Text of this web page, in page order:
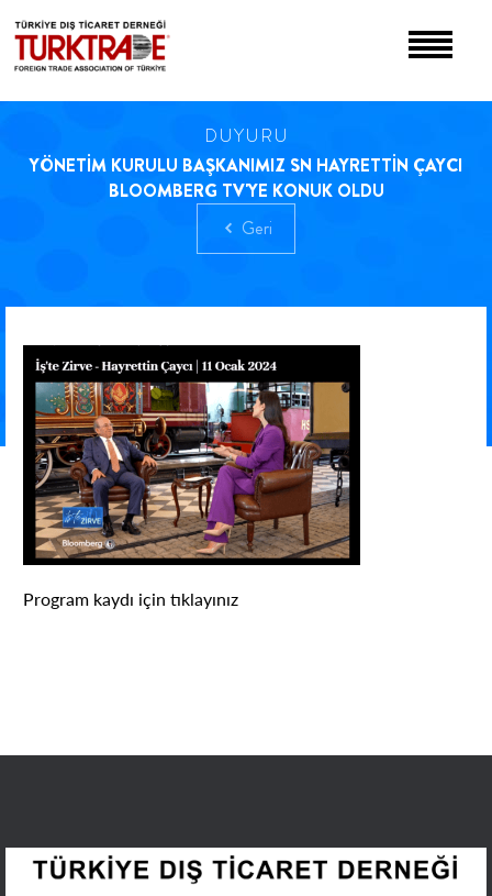
DUYURU
YÖNETİM KURULU BAŞKANIMIZ SN HAYRETTİN ÇAYCI
BLOOMBERG TV'YE KONUK OLDU
Geri
Program kaydı için tıklayınız